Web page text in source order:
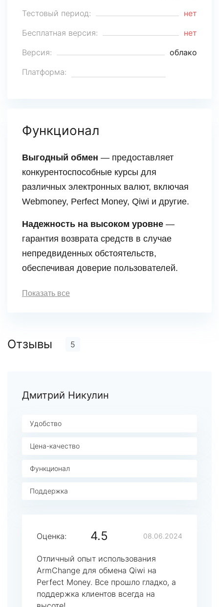
Тестовый период:
нет
Бесплатная версия:
нет
Версия:
облако
Платформа:
Функционал
Выгодный обмен — предоставляет
конкурентоспособные курсы для
различных электронных валют, включая
Webmoney, Perfect Money, Qiwi и другие.
Надежность на высоком уровне —
гарантия возврата средств в случае
непредвиденных обстоятельств,
обеспечивая доверие пользователей.
Показать все
Отзывы 5
Дмитрий Никулин
Удобство
Цена-качество
Функционал
Поддержка
Оценка: 4.5 08.06.2024
Отличный опыт использования
ArmChange для обмена Qiwi на
Perfect Money. Все прошло гладко, а
поддержка клиентов всегда на